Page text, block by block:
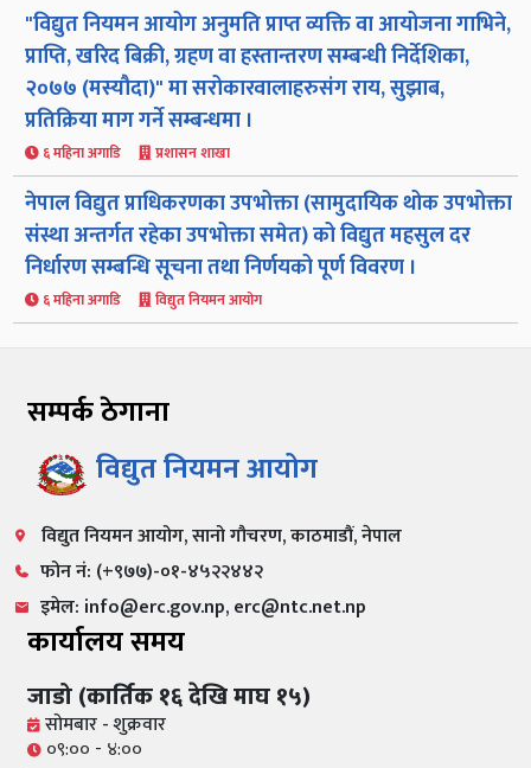
"विद्य‌ुत नियमन आयोग अनुमति प्राप्त व्यक्ति वा आयोजना गाभिने,
प्राप्ति, खरिद बिक्री, ग्रहण वा हस्तान्तरण सम्बन्धी निर्देशिका,
२०७७ (मस्यौदा)" मा सरोकारवालाहरुसंग राय, सुझाब,
प्रतिक्रिया माग गर्ने सम्बन्धमा ।
६ महिना अगाडि प्रशासन शाखा
नेपाल विद्युत प्राधिकरणका उपभोक्ता (सामुदायिक थोक उपभोक्ता
संस्था अन्तर्गत रहेका उपभोक्ता समेत) को विद्युत महसुल दर
निर्धारण सम्बन्धि सूचना तथा निर्णयको पूर्ण विवरण ।
६ महिना अगाडि विद्युत नियमन आयोग
सम्पर्क ठेगाना
विद्युत नियमन आयोग
विद्युत नियमन आयोग, सानो गौचरण, काठमाडौं, नेपाल
फोन नं: (+९७७)-०१-४५२२४४२
इमेल: info@erc.gov.np, erc@ntc.net.np
कार्यालय समय
जाडो (कार्तिक १६ देखि माघ १५)
सोमबार - शुक्रवार
०९:०० - ४:००